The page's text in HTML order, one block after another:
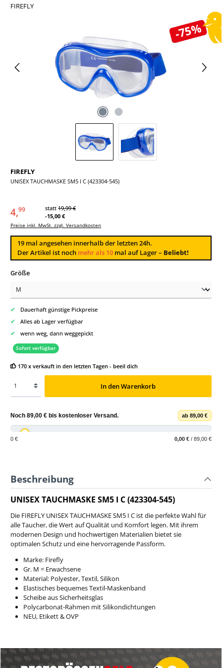
-75%
FIREFLY
UNISEX TAUCHMASKE SM5 I C (423304-545)
FIREFLY
4,99 statt 19,99 €
-15,00 €
Preise inkl. MwSt. zzgl. Versandkosten
19 mal angesehen innerhalb der letzten 24h.
Der Artikel ist noch mehr als 10 mal auf Lager – Beliebt!
Größeauswählen
✔ Dauerhaft günstige Pickpreise
✔ Alles ab Lager verfügbar
✔ wenn weg, dann weggepickt
Sofort verfügbar
170 x verkauft in den letzten Tagen - beeil dich
In den Warenkorb
Noch 89,00 € bis kostenloser Versand. ab 89,00 €
0 € 0,00 € / 89,00 €
Beschreibung
UNISEX TAUCHMASKE SM5 I C (423304-545)
Die FIREFLY UNISEX TAUCHMASKE SM5 I C ist die perfekte Wahl für
alle Taucher, die Wert auf Qualität und Komfort legen. Mit ihrem
modernen Design und hochwertigen Materialien bietet sie
optimalen Schutz und eine hervorragende Passform.
Marke: Firefly
Gr. M = Erwachsene
Material: Polyester, Textil, Silikon
Elastisches bequemes Textil-Maskenband
Scheibe aus Sicherheitsglas
Polycarbonat-Rahmen mit Silikondichtungen
NEU, Etikett & OVP